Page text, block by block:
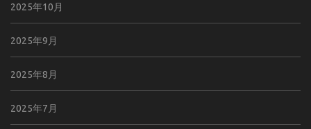
2025年10月
2025年9月
2025年8月
2025年7月